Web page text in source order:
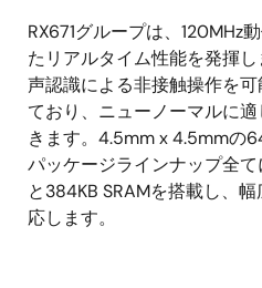
静電容量式タッチセンサ
自己容量方式：1 端
対応
相互容量方式：マト
キーに対応
Trusted Secure-IPによ
RX671グループは、120MHz
たリアルタイム性能を発揮
声認識による非接触操作を
ており、ニューノーマルに
きます。4.5mm x 4.5mmの
パッケージラインナップ全
と384KB SRAMを搭載し、
応します。